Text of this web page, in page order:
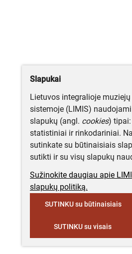
Slapukai
Lietuvos integralioje
sistemoje (LIMIS)
slapukų (angl. cookies)
statistiniai ir rinkodariniai.
sutinkate su būtinaisiais
sutikti ir su visų slapukų
Sužinokite daugiau apie
slapukų politiką.
SUTINKU su būtinaisiais
SUTINKU su visais